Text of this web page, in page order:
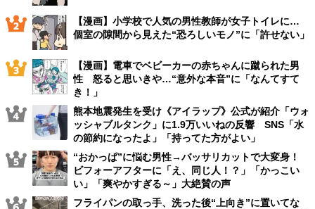
【漫画】小学校で人気の男性教師が女子トイレに…
個室の隙間から見えた“恐ろしいモノ”に「許せない」
【漫画】電車でベビーカーの赤ちゃんに蹴られた男
性 怒ると思いきや…“意外な本音”に「なんてすて
き！」
熊本地震発生を受け《アイラップ》公式が紹介「ウォ
ッシャブルタンク」に1.9万いいねの反響 SNS「水
の節約になったよ」「持ってた方がよい」
“おかっぱ”に悩む男性→バッサリカットで大変身！
ビフォーアフターに「え、同じ人！？」「かっこい
い」「爽やかすぎる～」大絶賛の声
フライパンの取っ手、洗った後“上向き”に置いてな